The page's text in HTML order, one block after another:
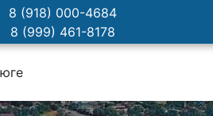
8 (918) 000-4684
8 (999) 461-8178